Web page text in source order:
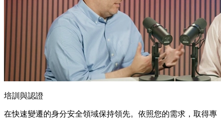
培訓與認證
在快速變遷的身分安全領域保持領先。依照您的需求，取得專